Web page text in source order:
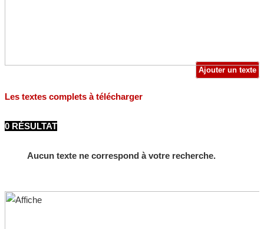
Ajouter un texte
Les textes complets à télécharger
0 RÉSULTAT
Aucun texte ne correspond à votre recherche.